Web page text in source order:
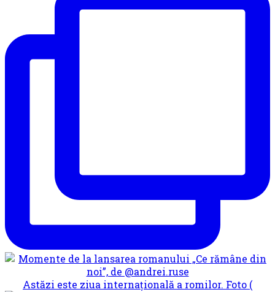
Astăzi este ziua internațională a romilor. Foto (